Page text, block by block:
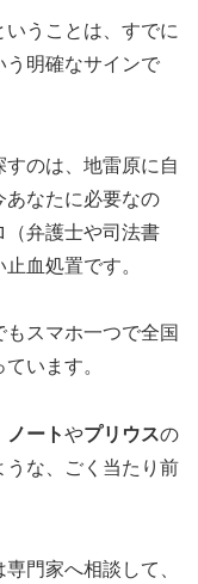
うことは、すでに
う明確なサインで
のは、地雷原に自
あなたに必要なの
（弁護士や司法書
血処置です。
スマホ一つで全国
います。
ノートやプリウスの
うな、ごく当たり前
門家へ相談して、